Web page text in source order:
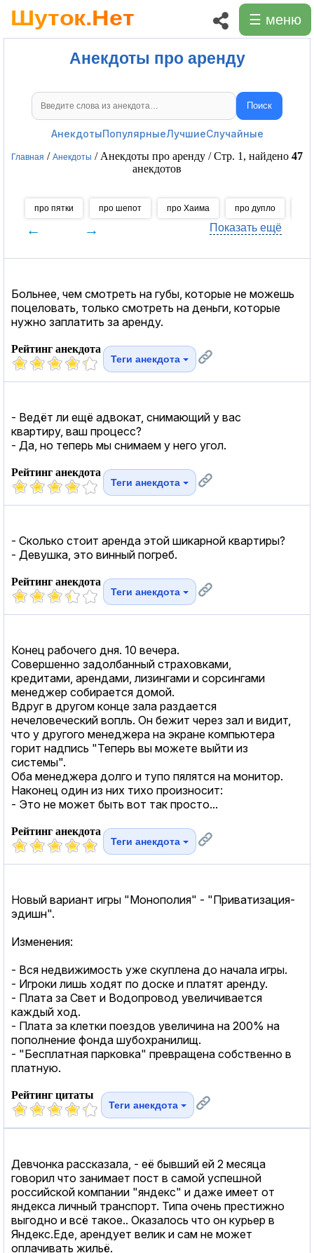
☰ меню
Анекдоты про аренду
Поиск анекдотов Поиск
АнекдотыПопулярныеЛучшиеСлучайные
Главная / Анекдоты / Анекдоты про аренду / Стр. 1, найдено 47
анекдотов
про пятки про шепот про Хаима про дупло
← → Показать ещё
Больнее, чем смотреть на губы, которые не можешь
поцеловать, только смотреть на деньги, которые
нужно заплатить за аренду.
Рейтинг анекдота
Теги анекдота
- Ведёт ли ещё адвокат, снимающий у вас
квартиру, ваш процесс?
- Да, но теперь мы снимаем у него угол.
Рейтинг анекдота
Теги анекдота
- Сколько стоит аренда этой шикарной квартиры?
- Девушка, это винный погреб.
Рейтинг анекдота
Теги анекдота
Конец рабочего дня. 10 вечера.
Совершенно задолбанный страховками,
кредитами, арендами, лизингами и сорсингами
менеджер собирается домой.
Вдруг в другом конце зала раздается
нечеловеческий вопль. Он бежит через зал и видит,
что у другого менеджера на экране компьютера
горит надпись "Теперь вы можете выйти из
системы".
Оба менеджера долго и тупо пялятся на монитор.
Наконец один из них тихо произносит:
- Это не может быть вот так просто...
Рейтинг анекдота
Теги анекдота
Новый вариант игры "Монополия" - "Приватизация-
эдишн".
Изменения:
- Вся недвижимость уже скуплена до начала игры.
- Игроки лишь ходят по доске и платят аренду.
- Плата за Свет и Водопровод увеличивается
каждый ход.
- Плата за клетки поездов увеличина на 200% на
пополнение фонда шубохранилищ.
- "Бесплатная парковка" превращена собственно в
платную.
Рейтинг цитаты
Теги анекдота
Девчонка рассказала, - её бывший ей 2 месяца
говорил что занимает пост в самой успешной
российской компании "яндекс" и даже имеет от
яндекса личный транспорт. Типа очень престижно
выгодно и всё такое.. Оказалось что он курьер в
Яндекс.Еде, арендует велик и сам не может
оплачивать жильё.